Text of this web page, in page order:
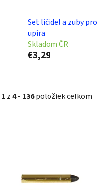
Set líčidel a zuby pro
upíra
Skladom ČR
€3,29
1 z4- 136položiek celkom